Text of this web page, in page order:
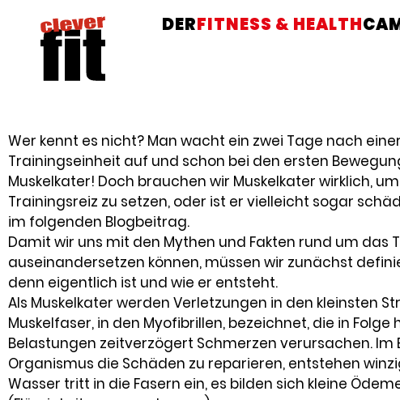
DERFITNESS & HEALTH
Wer kennt es nicht? Man wacht ein zwei Tage nach
Trainingseinheit auf und schon bei den ersten
Muskelkater! Doch brauchen wir Muskelkater wirklich,
Trainingsreiz zu setzen, oder ist er vielleicht sogar
im folgenden Blogbeitrag.
Damit wir uns mit den Mythen und Fakten rund um das
auseinandersetzen können, müssen wir zunächst
denn eigentlich ist und wie er entsteht.
Als Muskelkater werden Verletzungen in den kleinsten
Muskelfaser, in den Myofibrillen, bezeichnet, die in
Belastungen zeitverzögert Schmerzen verursachen. Im
Organismus die Schäden zu reparieren, entstehen
Wasser tritt in die Fasern ein, es bilden sich kleine